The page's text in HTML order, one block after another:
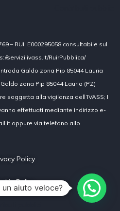
– RUI: E000295058 consultabile sul
servizi.ivass.it/RuirPubblica/
Galdo zona Pip 85044 Lauria
zona Pip 85044 Lauria (PZ)
soggetta alla vigilanza dell’IVASS; I
effettuati mediante indirizzo e-
oppure via telefono allo
Policy
Policy
un aiuto veloce?